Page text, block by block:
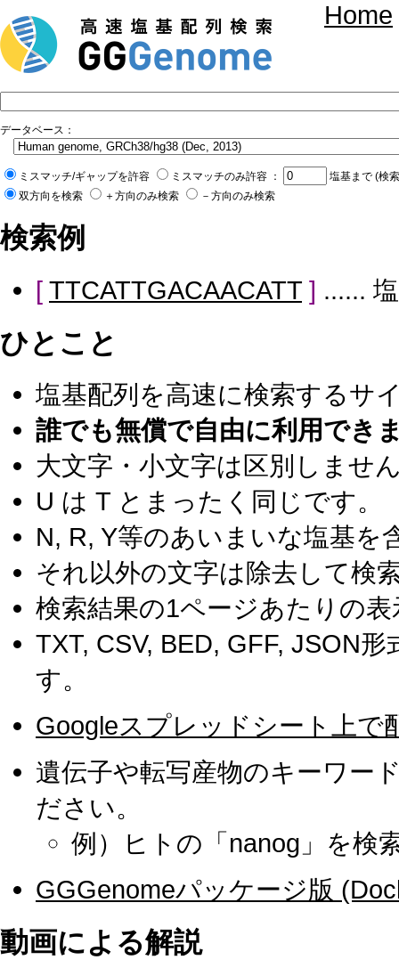
Home
データベース：
ミスマッチ/ギャップを許容 ミスマッチのみ許容 ：
塩基まで (検
双方向を検索
＋方向のみ検索 －方向のみ検索
検索例
[ TTCATTGACAACATT ] ......
ひとこと
塩基配列を高速に検索するサ
誰でも無償で自由に利用でき
大文字・小文字は区別しませ
U は T とまったく同じです。
N, R, Y等のあいまいな塩基を
それ以外の文字は除去して検
検索結果の1ページあたりの
TXT, CSV, BED, GFF, JSON
す。
Googleスプレッドシート上で
遺伝子や転写産物のキーワー
ださい。
例）ヒトの「nanog」を検
GGGenomeパッケージ版
動画による解説